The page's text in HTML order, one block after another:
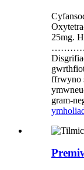
25mg.
ffrwyno
gram-